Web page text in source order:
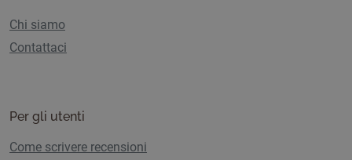
Chi siamo
Contattaci
Per gli utenti
Come scrivere recensioni